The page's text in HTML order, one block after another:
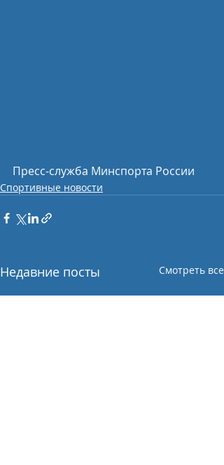
Пресс-служба Минспорта России
Спортивные новости
Недавние посты Смотреть все